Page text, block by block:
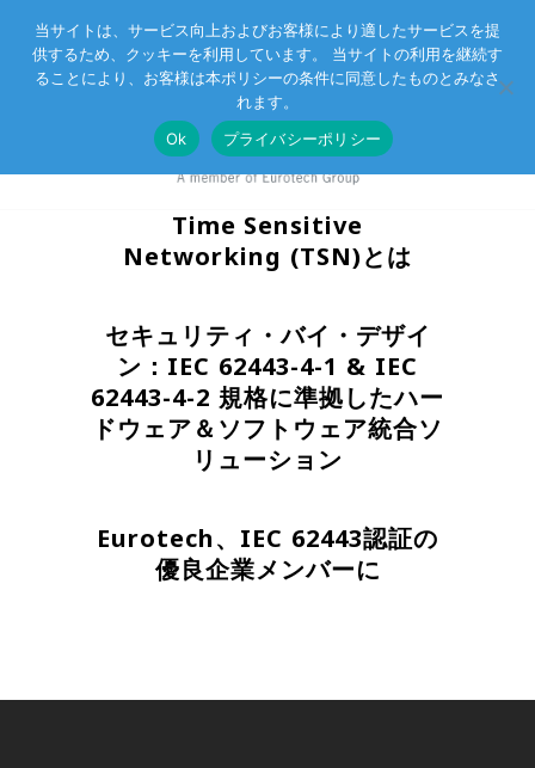
Eurotechグループ お客様サポート お問い合わせ
Time Sensitive
Networking (TSN)とは
セキュリティ・バイ・デザイ
ン：IEC 62443-4-1 & IEC
62443-4-2 規格に準拠したハー
ドウェア＆ソフトウェア統合ソ
リューション
Eurotech、IEC 62443認証の
優良企業メンバーに
当サイトは、サービス向上およびお客様により適したサービスを提
供するため、クッキーを利用しています。 当サイトの利用を継続す
ることにより、お客様は本ポリシーの条件に同意したものとみなさ
れます。
Ok
プライバシーポリシー